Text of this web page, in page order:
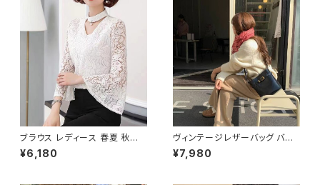
0218
ブラウス レディース 春夏 秋冬
春 夏 秋 冬 白 シャツ トップス
フレアスリーブ チョーカー風 ラ
¥6,180
ヴィンテージレザーバッグ バケ
ツ型ショルダーバッグ レディース
ショルダー バッグ ショルダーバ
¥7,980